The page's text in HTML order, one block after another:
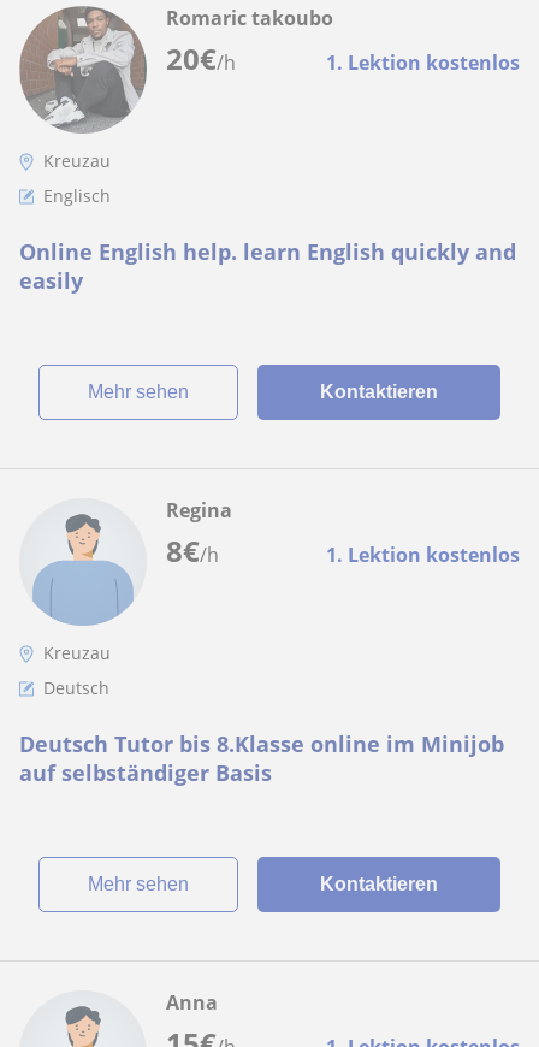
20€/h 1. Lektion kostenlos
Romaric takoubo
Kreuzau
Englisch
Online English help. learn English quickly and
easily
Mehr sehen Kontaktieren
8€/h 1. Lektion kostenlos
Regina
Kreuzau
Deutsch
Deutsch Tutor bis 8.Klasse online im Minijob
auf selbständiger Basis
Mehr sehen Kontaktieren
Anna